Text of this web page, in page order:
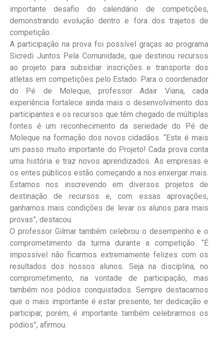
importante desafio do calendário de competições,
demonstrando evolução dentro e fora dos trajetos de
competição.
A participação na prova foi possível graças ao programa
Sicredi Juntos Pela Comunidade, que destinou recursos
ao projeto para subsidiar inscrições e transporte dos
atletas em competições pelo Estado. Para o coordenador
do Pé de Moleque, professor Adair Viana, cada
experiência fortalece ainda mais o desenvolvimento dos
participantes e os recursos que têm chegado de múltiplas
fontes é um reconhecimento da seriedade do Pé de
Moleque na formação dos novos cidadãos. “Este é mais
um passo muito importante do Projeto! Cada prova conta
uma história e traz novos aprendizados. As empresas e
os entes públicos estão começando a nos enxergar mais.
Estamos nos inscrevendo em diversos projetos de
destinação de recursos e, com essas aprovações,
ganhamos mais condições de levar os alunos para mais
provas”, destacou.
O professor Gilmar também celebrou o desempenho e o
comprometimento da turma durante a competição. “É
impossível não ficarmos extremamente felizes com os
resultados dos nossos alunos. Seja na disciplina, no
comprometimento, na vontade de participação, mas
também nos pódios conquistados. Sempre destacamos
que o mais importante é estar presente, ter dedicação e
participar, porém, é importante também celebrarmos os
pódios”, afirmou.